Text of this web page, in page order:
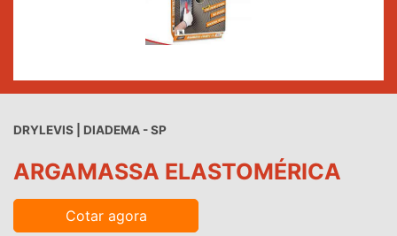
DRYLEVIS | DIADEMA - SP
ARGAMASSA ELASTOMÉRICA
Cotar agora